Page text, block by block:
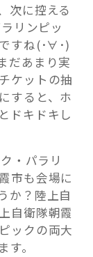
次に控える
リンピッ
すね(･∀･)
だあまり実
ケットの抽
すると、ホ
ドキドキし
・パラリ
市も会場に
か？陸上自
自衛隊朝霞
ックの両大
。